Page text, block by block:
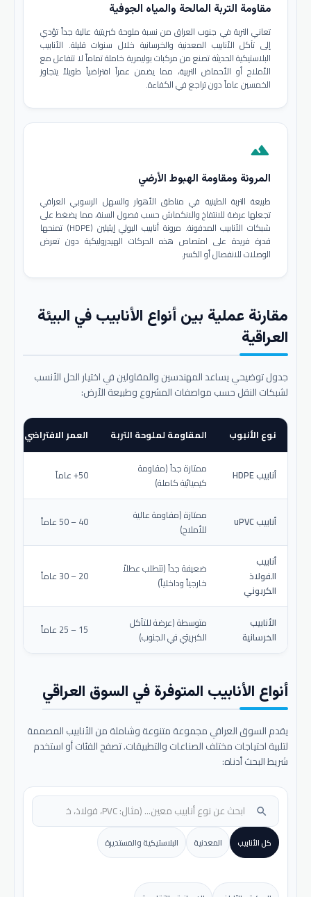
مقاومة التربة المالحة والمياه الجوفية
تعاني التربة في جنوب العراق من نسبة ملوحة كبريتية عالية جداً تؤدي
إلى تآكل الأنابيب المعدنية والخرسانية خلال سنوات قليلة. الأنابيب
البلاستيكية الحديثة تصنع من مركبات بوليمرية خاملة تماماً لا تتفاعل مع
الأملاح أو الأحماض التربية، مما يضمن عمراً افتراضياً طويلاً يتجاوز
الخمسين عاماً دون تراجع في الكفاءة.
terrain
المرونة ومقاومة الهبوط الأرضي
طبيعة التربة الطينية في مناطق الأهوار والسهل الرسوبي العراقي
تجعلها عرضة للانتفاخ والانكماش حسب فصول السنة، مما يضغط على
شبكات الأنابيب المدفونة. مرونة أنابيب البولي إيثيلين (HDPE) تمنحها
قدرة فريدة على امتصاص هذه الحركات الهيدروليكية دون تعرض
الوصلات للانفصال أو الكسر.
مقارنة عملية بين أنواع الأنابيب في البيئة
العراقية
جدول توضيحي يساعد المهندسين والمقاولين في اختيار الحل الأنسب
لشبكات النقل حسب مواصفات المشروع وطبيعة الأرض:
نوع الأنبوب المقاومة لملوحة التربة العمر الافتراضي
أنابيب HDPE
ممتازة جداً (مقاومة
كيميائية كاملة)
50+ عاماً
أنابيب uPVC
ممتازة (مقاومة عالية
للأملاح)
40 – 50 عاماً
أنابيب
الفولاذ
الكربوني
ضعيفة جداً (تتطلب عطلاً
خارجياً وداخلياً)
20 – 30 عاماً
الأنابيب
الخرسانية
متوسطة (عرضة للتآكل
الكبريتي في الجنوب)
15 – 25 عاماً
أنواع الأنابيب المتوفرة في السوق العراقي
يقدم السوق العراقي مجموعة متنوعة وشاملة من الأنابيب المصممة
لتلبية احتياجات مختلف الصناعات والتطبيقات. تصفح الفئات أو استخدم
شريط البحث أدناه:
search
كل الأنابيب المعدنية البلاستيكية والمستديرة